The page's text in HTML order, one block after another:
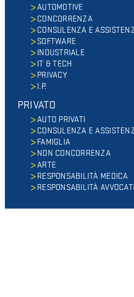
AUTOMOTIVE
CONCORRENZA
CONSULENZA E
SOFTWARE
INDUSTRIALE
IT & TECH
PRIVACY
I.P.
PRIVATO
AUTO PRIVATI
CONSULENZA E
FAMIGLIA
NON CONCORRENZA
ARTE
RESPONSABILITÀ MEDICA
RESPONSABILITÀ